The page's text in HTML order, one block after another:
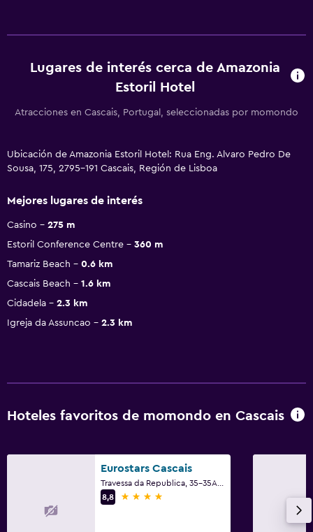
Lugares de interés cerca de Amazonia
Estoril Hotel
Atracciones en Cascais, Portugal, seleccionadas por momondo
Ubicación de Amazonia Estoril Hotel: Rua Eng. Alvaro Pedro De
Sousa, 175, 2795-191 Cascais, Región de Lisboa
Mejores lugares de interés
Casino
275 m
Estoril Conference Centre
360 m
Tamariz Beach
0.6 km
Cascais Beach
1.6 km
Cidadela
2.3 km
Igreja da Assuncao
2.3 km
Hoteles favoritos de momondo en Cascais
Eurostars Cascais
8,8
4 estrellas